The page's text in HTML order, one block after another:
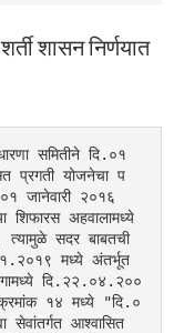
शासन निर्णयात
समितीने दि.०१
प्रगती योजनेचा प
जानेवारी २०१६
शिफारस अहवालामध्ये
त्यामुळे सदर बाबतची
मध्ये अंतर्भूत
दि.२२.०४.२००
क्रमांक १४ मध्ये "दि.०
सेवांतर्गत आश्वासित